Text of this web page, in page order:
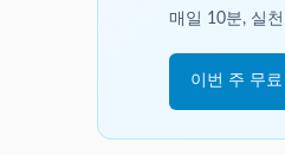
매일 10분, 실
이번 주 무